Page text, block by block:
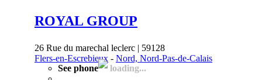
ROYAL GROUP
26 Rue du marechal leclerc | 59128
Flers-en-Escrebieux - Nord, Nord-Pas-de-Calais
See phone
loading...